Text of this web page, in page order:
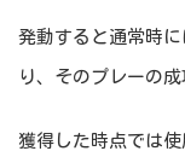
発動すると通常時
り、そのプレーの成
獲得した時点では